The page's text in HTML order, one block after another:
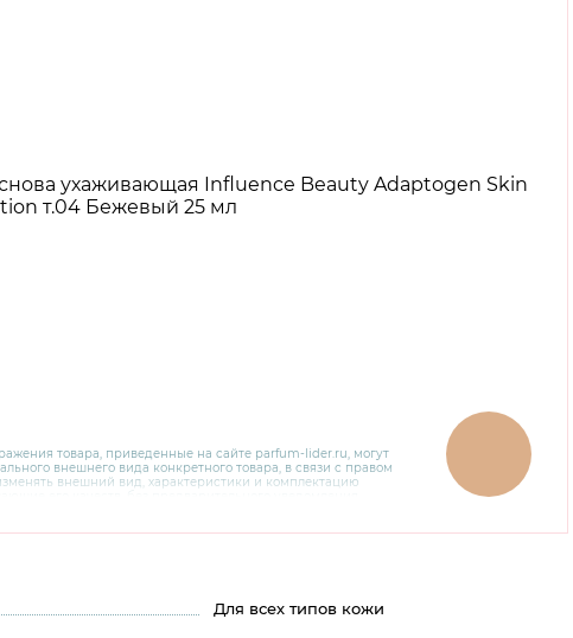
товара, приведенные на сайте parfum-lider.ru, могут
внешнего вида конкретного товара, в связи с правом
внешний вид, характеристики и комплектацию
номеру 8 800 200 78 80.
Для всех типов кожи